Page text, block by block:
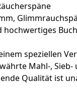
hochwertiges
speziellen
Mahl-,
Qualität ist